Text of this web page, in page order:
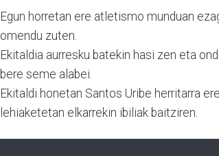
Egun horretan ere atletismo munduan
omendu zuten.
Ekitaldia aurresku batekin hasi zen eta
bere seme alabei.
Ekitaldi honetan Santos Uribe herritarra
lehiaketetan elkarrekin ibiliak baitziren.